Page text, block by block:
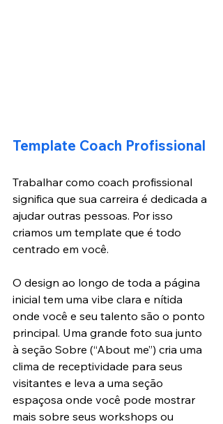
Template Coach Profissional
Trabalhar como coach profissional
significa que sua carreira é dedicada a
ajudar outras pessoas. Por isso
criamos um template que é todo
centrado em você.
O design ao longo de toda a página
inicial tem uma vibe clara e nítida
onde você e seu talento são o ponto
principal. Uma grande foto sua junto
à seção Sobre (“About me”) cria uma
clima de receptividade para seus
visitantes e leva a uma seção
espaçosa onde você pode mostrar
mais sobre seus workshops ou